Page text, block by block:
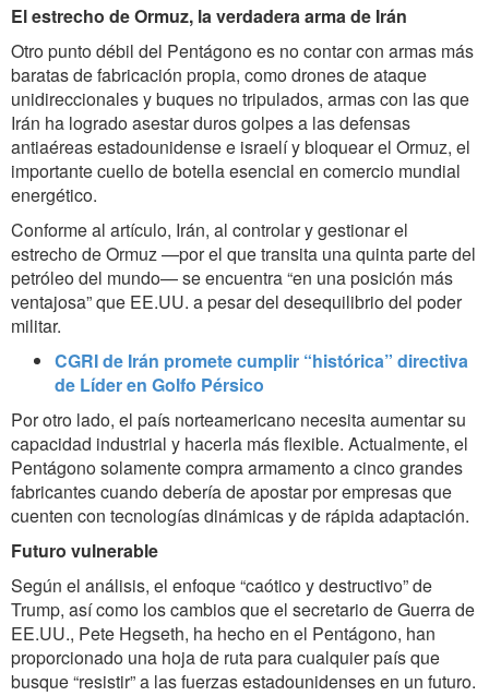
El estrecho de Ormuz, la verdadera arma de Irán
Otro punto débil del Pentágono es no contar con armas más
baratas de fabricación propia, como drones de ataque
unidireccionales y buques no tripulados, armas con las que
Irán ha logrado asestar duros golpes a las defensas
antiaéreas estadounidense e israelí y bloquear el Ormuz, el
importante cuello de botella esencial en comercio mundial
energético.
Conforme al artículo, Irán, al controlar y gestionar el
estrecho de Ormuz —por el que transita una quinta parte del
petróleo del mundo— se encuentra “en una posición más
ventajosa” que EE.UU. a pesar del desequilibrio del poder
militar.
CGRI de Irán promete cumplir “histórica” directiva
de Líder en Golfo Pérsico
Por otro lado, el país norteamericano necesita aumentar su
capacidad industrial y hacerla más flexible. Actualmente, el
Pentágono solamente compra armamento a cinco grandes
fabricantes cuando debería de apostar por empresas que
cuenten con tecnologías dinámicas y de rápida adaptación.
Futuro vulnerable
Según el análisis, el enfoque “caótico y destructivo” de
Trump, así como los cambios que el secretario de Guerra de
EE.UU., Pete Hegseth, ha hecho en el Pentágono, han
proporcionado una hoja de ruta para cualquier país que
busque “resistir” a las fuerzas estadounidenses en un futuro.